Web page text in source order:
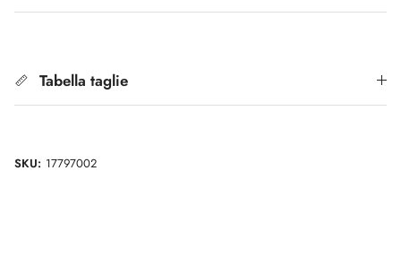
Tabella taglie
SKU: 17797002